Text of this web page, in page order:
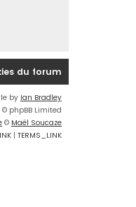
du forum
by Ian Bradley
phpBB Limited
© Maël Soucaze
| TERMS_LINK